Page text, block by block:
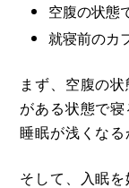
空腹の状態
就寝前のカ
まず、空腹の
がある状態で
睡眠が浅くなる
そして、入眠